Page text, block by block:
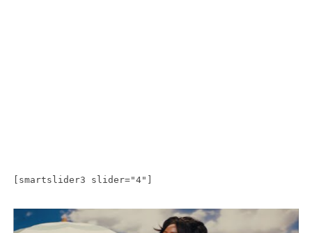
[smartslider3 slider="4"]